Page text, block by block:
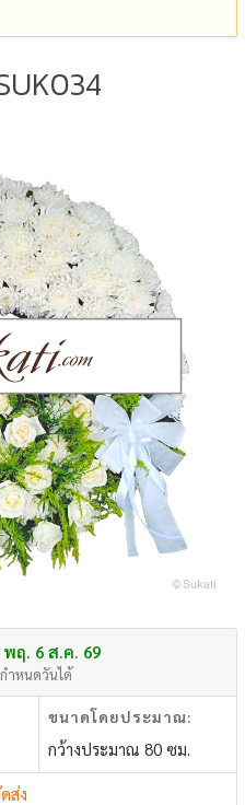
พฤ. 6 ส.ค. 69
ำหนดวันได้
ขนาดโดยประมาณ:
กว้างประมาณ 80 ซม.
ส่ง